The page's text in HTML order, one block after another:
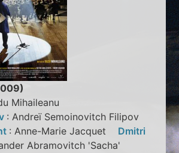
Mihaileanu
: Andreï Semoinovitch Filipov
: Anne-Marie Jacquet Dmitri
Abramovitch 'Sacha'